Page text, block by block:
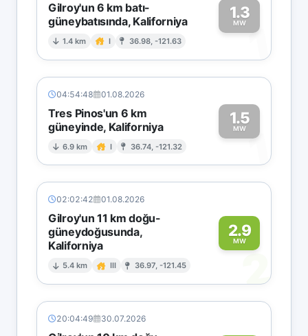
Gilroy'un 6 km batı-
güneybatısında, Kaliforniya
1.4 km I 36.98, -121.63
1.3
MW1
04:54:48 01.08.2026
Tres Pinos'un 6 km
güneyinde, Kaliforniya
6.9 km I 36.74, -121.32
1.5
MW1
02:02:42 01.08.2026
Gilroy'un 11 km doğu-
güneydoğusunda,
Kaliforniya
5.4 km III 36.97, -121.45
2.9
MW
2
20:04:49 30.07.2026